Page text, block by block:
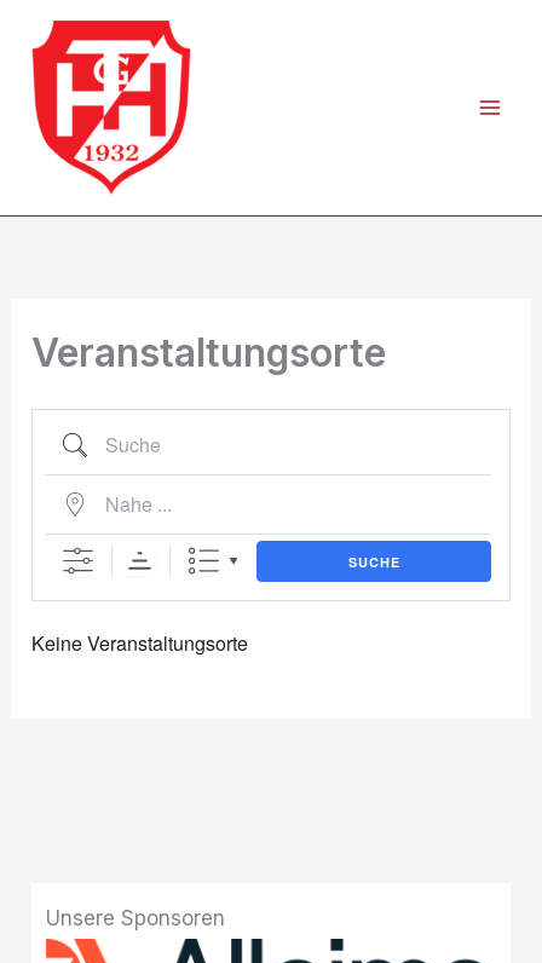
Inhalt
springen
Veranstaltungsorte
Suche
Nahe ...
SUCHE
Keine Veranstaltungsorte
Unsere Sponsoren